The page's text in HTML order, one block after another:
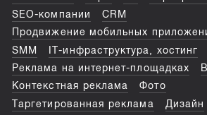
SEO-компании
CRM
Продвижение мобильных
SMM
IT-инфраструктура, хостинг
Реклама на интернет-площадках
Контекстная реклама
Фото
Таргетированная реклама
Дизайн